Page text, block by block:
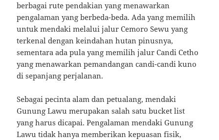
berbagai rute pendakian yang menawarkan
pengalaman yang berbeda-beda. Ada yang memilih
untuk mendaki melalui jalur Cemoro Sewu yang
terkenal dengan keindahan hutan pinusnya,
sementara ada pula yang memilih jalur Candi Cetho
yang menawarkan pemandangan candi-candi kuno
di sepanjang perjalanan.
Sebagai pecinta alam dan petualang, mendaki
Gunung Lawu merupakan salah satu bucket list
yang harus dicapai. Pengalaman mendaki Gunung
Lawu tidak hanya memberikan kepuasan fisik,